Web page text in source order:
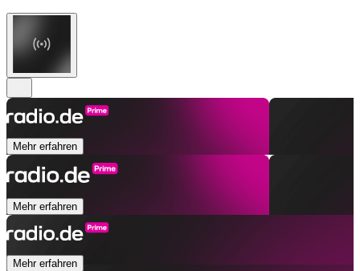
Mehr erfahren
Mehr erfahren
Mehr erfahren